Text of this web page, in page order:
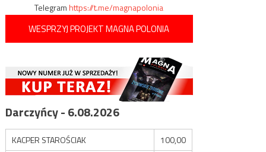
Telegramhttps://t.me/magnapolonia
WESPRZYJ PROJEKT MAGNA POLONIA
Darczyńcy - 6.08.2026
KACPER STAROŚCIAK
100,00